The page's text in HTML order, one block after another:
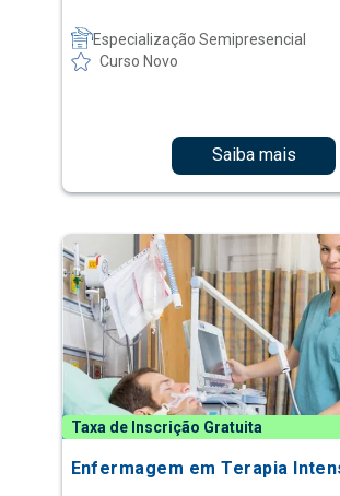
Especialização Semipresencial
Curso Novo
Saiba mais
Taxa de Inscrição Gratuita
Enfermagem em Terapia